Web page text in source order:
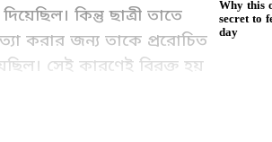
কিন্তু ছাত্রী তাতে
করার জন্য তাকে প্ররোচিত
সেই কারণেই বিরক্ত হয়